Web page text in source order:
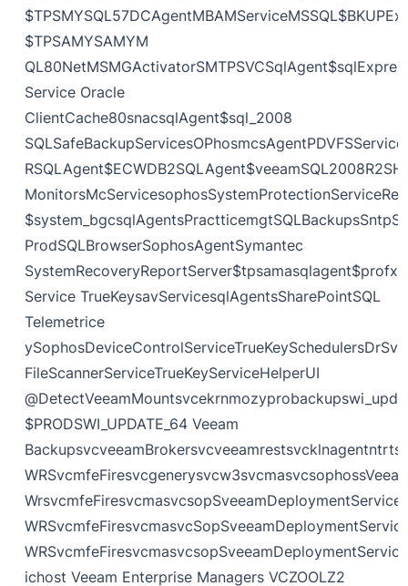
$TPSAMYSAMYM
Service Oracle
ClientCache80snacsqlAgent$sql_2008
RSQLAgent$ECWDB2SQLAgent$veeamSQL2008R2SH
ProdSQLBrowserSophosAgentSymantec
Service TrueKeysavServicesqlAgentsSharePointSQL
Telemetrice
FileScannerServiceTrueKeyServiceHelperUI
$PRODSWI_UPDATE_64 Veeam
WrsvcmfeFiresvcmasvcsopSveeamDeploymentService
WRSvcmfeFiresvcmasvcsopSveeamDeploymentService
ichost Veeam Enterprise Managers VCZOOLZ2